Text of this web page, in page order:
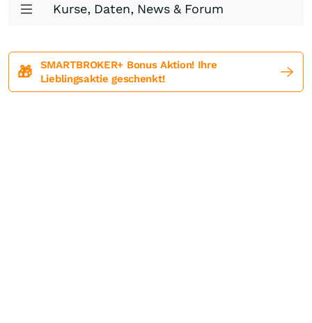
Kurse, Daten, News & Forum
🎁
SMARTBROKER+ Bonus Aktion! Ihre
Lieblingsaktie geschenkt!